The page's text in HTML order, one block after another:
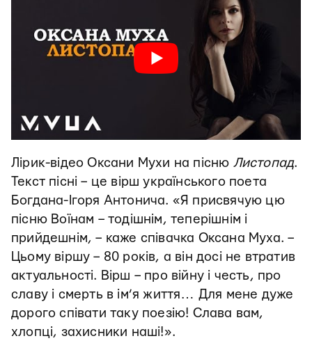
Лірик-відео Оксани Мухи на пісню Листопад.
Текст пісні – це вірш українського поета
Богдана-Ігоря Антонича. «Я присвячую цю
пісню Воїнам – тодішнім, теперішнім і
прийдешнім, – каже співачка Оксана Муха. –
Цьому віршу – 80 років, а він досі не втратив
актуальності. Вірш – про війну і честь, про
славу і смерть в ім’я життя… Для мене дуже
дорого співати таку поезію! Слава вам,
хлопці, захисники наші!».